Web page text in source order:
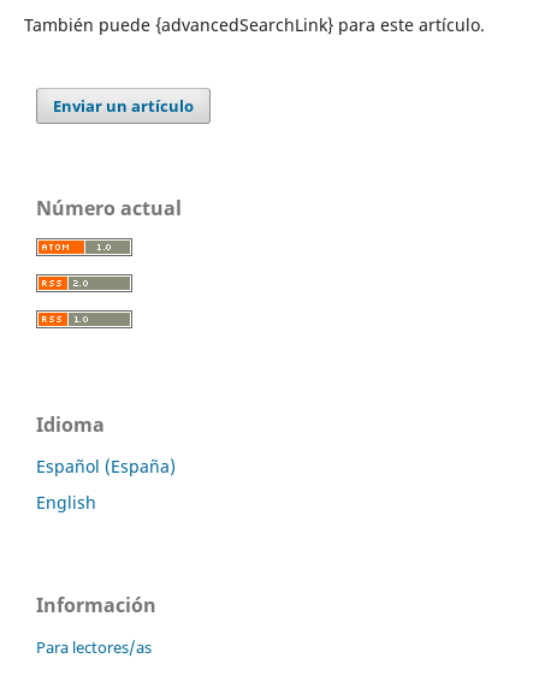
También puede {advancedSearchLink} para este artículo.
Enviar un artículo
Número actual
Idioma
Español (España)
English
Información
Para lectores/as